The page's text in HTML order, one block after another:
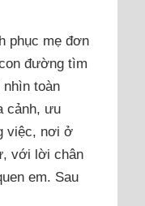
phục mẹ đơn
đường tìm
nhìn toàn
cảnh, ưu
việc, nơi ở
với lời chân
em. Sau